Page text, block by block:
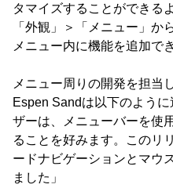
タマイズすることができる
「外観」＞「メニュー」か
メニュー内に機能を追加で
メニュー周りの開発を担当
Espen Sandは以下のよう
ザーは、メニューバーを使
ることを好みます。このリ
ードナビゲーションとマウ
ました」